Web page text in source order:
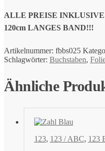
ALLE PREISE
120cm LANGES BAND!!!
Artikelnummer: fbbs025
Schlagwörter: Buchstaben,
Ähnliche
123, 123 / ABC, 123